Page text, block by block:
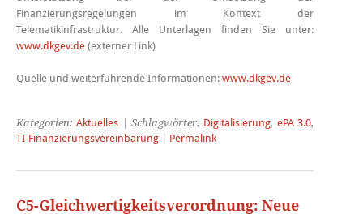
Finanzierungsregelungen im Kontext der
Telematikinfrastruktur. Alle Unterlagen finden Sie unter:
www.dkgev.de (externer Link)
Quelle und weiterführende Informationen: www.dkgev.de
Kategorien:Aktuelles | Schlagwörter: Digitalisierung, ePA 3.0,
TI-Finanzierungsvereinbarung
Permalink
C5-Gleichwertigkeitsverordnung: Neue